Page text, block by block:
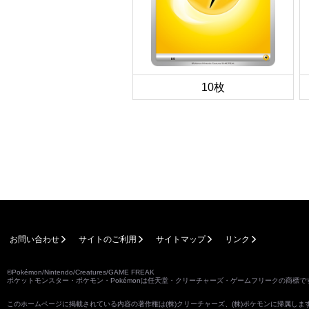
10枚
お問い合わせ サイトのご利用 サイトマップ リンク
©Pokémon/Nintendo/Creatures/GAME FREAK
ポケットモンスター・ポケモン・Pokémonは任天堂・クリーチャーズ・ゲームフリークの商標で
このホームページに掲載されている内容の著作権は(株)クリーチャーズ、(株)ポケモンに帰属し